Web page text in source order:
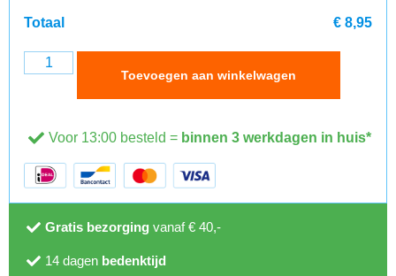
Totaal € 8,95
Toevoegen aan winkelwagen
Voor 13:00 besteld = binnen 3 werkdagen in huis*
Gratis bezorging vanaf € 40,-
14 dagen bedenktijd